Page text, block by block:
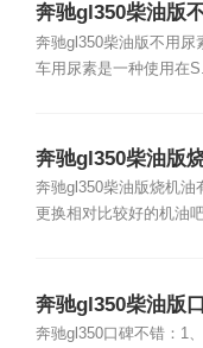
奔驰gl350柴油版
吗?
奔驰gl350柴油版不用尿
车用尿素是一种使用在
奔驰gl350柴油版
办?
奔驰gl350柴油版烧机油
更换相对比较好的机油
奔驰gl350柴油版
奔驰gl350口碑不错：1